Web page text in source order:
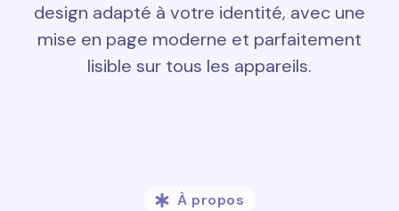
design adapté à votre identité, avec une
mise en page moderne et parfaitement
lisible sur tous les appareils.
À propos